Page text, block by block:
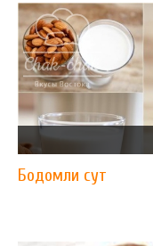
Бодомли сут